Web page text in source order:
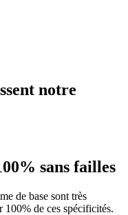
notre
sans failles
de base sont très
100% de ces spécificités.